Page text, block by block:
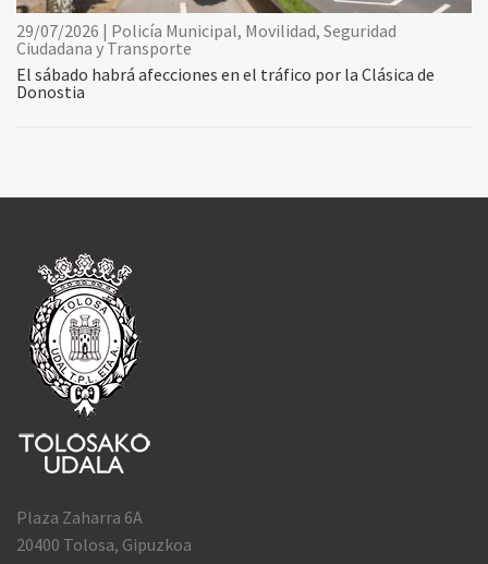
29/07/2026 | Policía Municipal, Movilidad, Seguridad
Ciudadana y Transporte
El sábado habrá afecciones en el tráfico por la Clásica de
Donostia
Plaza Zaharra 6A
20400 Tolosa, Gipuzkoa